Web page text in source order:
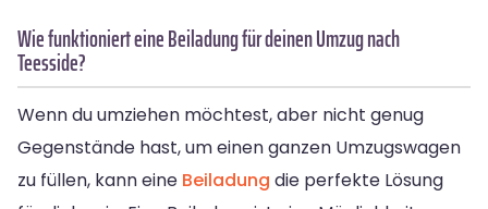
Wie funktioniert eine Beiladung für deinen Umzug nach
Teesside?
Wenn du umziehen möchtest, aber nicht genug
Gegenstände hast, um einen ganzen Umzugswagen
zu füllen, kann eine Beiladung die perfekte Lösung